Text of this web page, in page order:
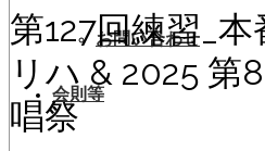
お問い合わせ
会則等
第127回練習_本
リハ & 2025 第
唱祭